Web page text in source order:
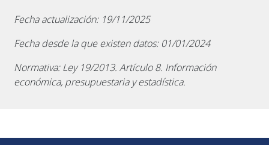
Fecha actualización: 19/11/2025
Fecha desde la que existen datos: 01/01/2024
Normativa: Ley 19/2013. Artículo 8. Información
económica, presupuestaria y estadística.